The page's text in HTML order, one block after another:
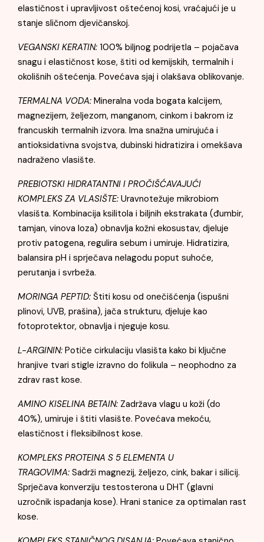
elastičnost i upravljivost oštećenoj kosi, vraćajući je u
stanje sličnom djevičanskoj.
VEGANSKI KERATIN: 100% biljnog podrijetla – pojačava
snagu i elastičnost kose, štiti od kemijskih, termalnih i
okolišnih oštećenja. Povećava sjaj i olakšava oblikovanje.
TERMALNA VODA: Mineralna voda bogata kalcijem,
magnezijem, željezom, manganom, cinkom i bakrom iz
francuskih termalnih izvora. Ima snažna umirujuća i
antioksidativna svojstva, dubinski hidratizira i omekšava
nadraženo vlasište.
PREBIOTSKI HIDRATANTNI I PROČIŠĆAVAJUĆI
KOMPLEKS ZA VLASIŠTE: Uravnotežuje mikrobiom
vlasišta. Kombinacija ksilitola i biljnih ekstrakata (đumbir,
tamjan, vinova loza) obnavlja kožni ekosustav, djeluje
protiv patogena, regulira sebum i umiruje. Hidratizira,
balansira pH i sprječava nelagodu poput suhoće,
perutanja i svrbeža.
MORINGA PEPTID: Štiti kosu od onečišćenja (ispušni
plinovi, UVB, prašina), jača strukturu, djeluje kao
fotoprotektor, obnavlja i njeguje kosu.
L-ARGININ: Potiče cirkulaciju vlasišta kako bi ključne
hranjive tvari stigle izravno do folikula – neophodno za
zdrav rast kose.
AMINO KISELINA BETAIN: Zadržava vlagu u koži (do
40%), umiruje i štiti vlasište. Povećava mekoću,
elastičnost i fleksibilnost kose.
KOMPLEKS PROTEINA S 5 ELEMENTA U
TRAGOVIMA: Sadrži magnezij, željezo, cink, bakar i silicij.
Sprječava konverziju testosterona u DHT (glavni
uzročnik ispadanja kose). Hrani stanice za optimalan rast
kose.